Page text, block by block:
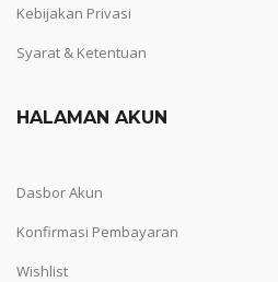
Kebijakan Privasi
Syarat & Ketentuan
HALAMAN AKUN
Dasbor Akun
Konfirmasi Pembayaran
Wishlist